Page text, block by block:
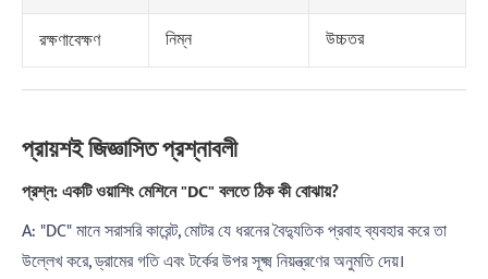
রক্ষণাবেক্ষণ নিম্ন উচ্চতর
প্রায়শই জিজ্ঞাসিত প্রশ্নাবলী
প্রশ্ন: একটি ওয়াশিং মেশিনে "DC" বলতে ঠিক কী বোঝায়?
A: "DC" মানে সরাসরি কারেন্ট, মোটর যে ধরনের বৈদ্যুতিক প্রবাহ ব্যবহার করে তা
উল্লেখ করে, ড্রামের গতি এবং টর্কের উপর সূক্ষ্ম নিয়ন্ত্রণের অনুমতি দেয়।